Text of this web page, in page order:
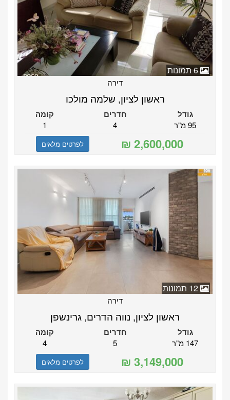
דירה
ראשון לציון, שלמה מולכו
גודל
95 מ"ר
חדרים
4
קומה
1
לפרטים מלאים
דירה
ראשון לציון, נווה הדרים, גרינשפן
גודל
147 מ"ר
חדרים
5
קומה
4
לפרטים מלאים